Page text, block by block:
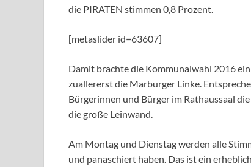
die PIRATEN stimmen 0,8 Prozent.
[metaslider id=63607]
Damit brachte die Kommunalwahl 2016
zuallererst die Marburger Linke.
Bürgerinnen und Bürger im Rathaussaal
die große Leinwand.
Am Montag und Dienstag werden alle
und panaschiert haben. Das ist ein